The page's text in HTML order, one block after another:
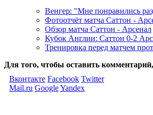
Венгер: "Мне понравились
Фотоотчёт матча Саттон -
Обзор матча Саттон - Арсенал
Кубок Англии: Саттон 0-2
Тренировка перед матчем
Для того, чтобы оставить
Вконтакте Facebook Twitter
Mail.ru GoogleYandex